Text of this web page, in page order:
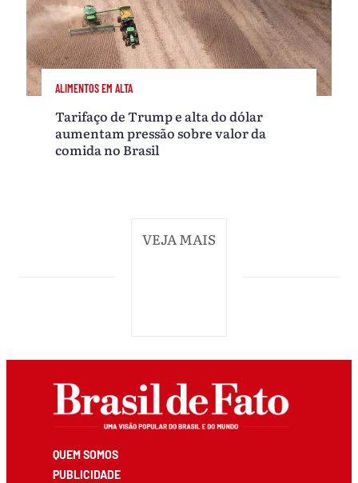
ALIMENTOS EM ALTA
Tarifaço de Trump e alta do dólar
aumentam pressão sobre valor da
comida no Brasil
VEJA MAIS
QUEM SOMOS
PUBLICIDADE